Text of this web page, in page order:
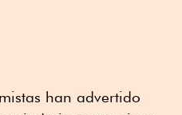
han advertido